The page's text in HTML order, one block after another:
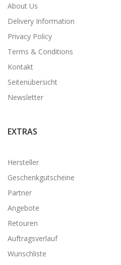
About Us
Delivery Information
Privacy Policy
Terms & Conditions
Kontakt
Seitenübersicht
Newsletter
EXTRAS
Hersteller
Geschenkgutscheine
Partner
Angebote
Retouren
Auftragsverlauf
Wunschliste